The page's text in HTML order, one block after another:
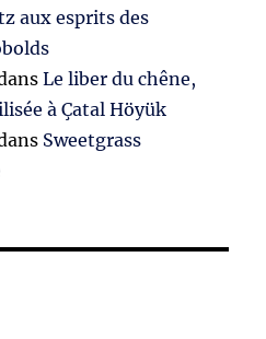
aux esprits des
Le liber du chêne,
à Çatal Höyük
Sweetgrass